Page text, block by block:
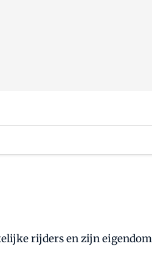
rijders en zijn